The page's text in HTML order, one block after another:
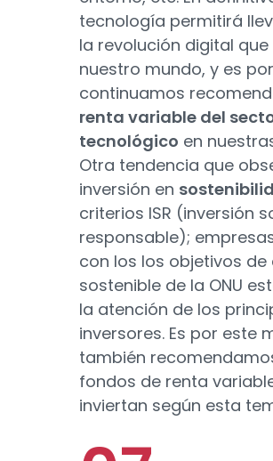
tecnología permitirá
la revolución digital
nuestro mundo, y es
continuamos
renta variable del
tecnológico en
Otra tendencia que
inversión en
criterios ISR (inversión
responsable);
con los los objetivos de
sostenible de la ONU
la atención de los
inversores. Es por este
también
fondos de renta
inviertan según esta